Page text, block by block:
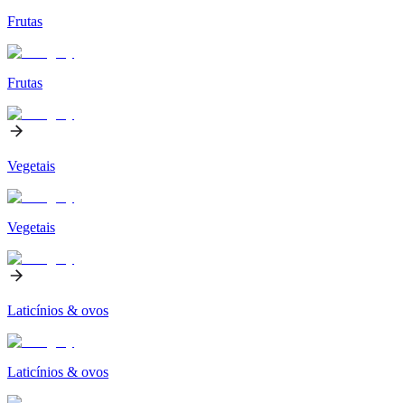
Frutas
Frutas
Vegetais
Vegetais
Laticínios & ovos
Laticínios & ovos